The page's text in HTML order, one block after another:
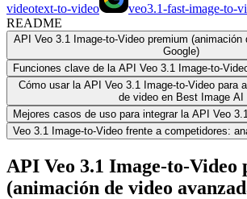
videotext-to-video veo3.1-fast-image-to-
README
API Veo 3.1 Image-to-Video premium (animación
Google)
Funciones clave de la API Veo 3.1 Image-to-
Cómo usar la API Veo 3.1 Image-to-Video para
de video en Best Image AI
Mejores casos de uso para integrar la API Veo
Veo 3.1 Image-to-Video frente a competidores:
API Veo 3.1 Image-to-Video
(animación de video